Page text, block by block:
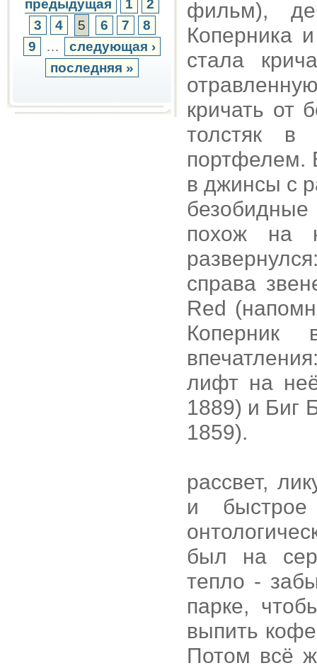
предыдущая 1
2
3
4 5 6 7
8
9
…
следующая ›
последняя »
фильм),
Коперника
стала
кричать от
толстяк в
портфелем.
в джинсы с
похож на
справа
Red
Коперник
лифт на
1889) и Биг
1859).
рассвет,
и быстрое
был на
тепло -
парке,
выпить
Потом всё